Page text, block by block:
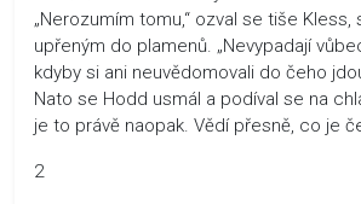
„Nerozumím tomu,“ ozval se tiše Kless,
upřeným do plamenů. „Nevypadají
kdyby si ani neuvědomovali do čeho
Nato se Hodd usmál a podíval se na
je to právě naopak. Vědí přesně, co je
2